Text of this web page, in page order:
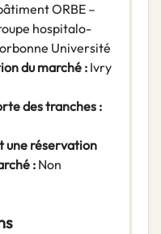
ORBE –
hospitalo-
Université
du marché :Ivry
des tranches :
une réservation
: Non